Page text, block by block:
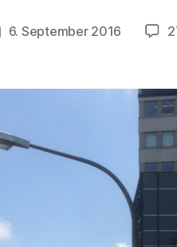
6. September 2016